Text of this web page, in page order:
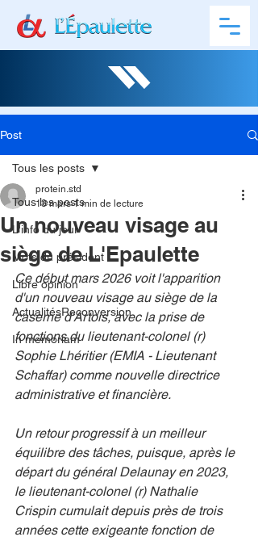
Post
Tous les posts
L'info du jour
Mots du président
Libre opinion
ActualitésReconversion
In memoriam
Tous les posts
Un nouveau visage au
siège de L'Epaulette
protein.std
13 mars 1 min de lecture
Ce début mars 2026 voit l'apparition
d'un nouveau visage au siège de la
caserne d'Artois, avec la prise de
fonctions du lieutenant-colonel (r)
Sophie Lhéritier (EMIA - Lieutenant
Schaffar) comme nouvelle directrice
administrative et financière.
Un retour progressif à un meilleur
équilibre des tâches, puisque, après le
départ du général Delaunay en 2023,
le lieutenant-colonel (r) Nathalie
Crispin cumulait depuis près de trois
années cette exigeante fonction de